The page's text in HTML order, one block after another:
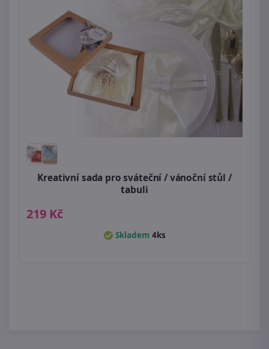
Kreativní sada pro sváteční / vánoční stůl /
tabuli
219 Kč
Skladem 4ks